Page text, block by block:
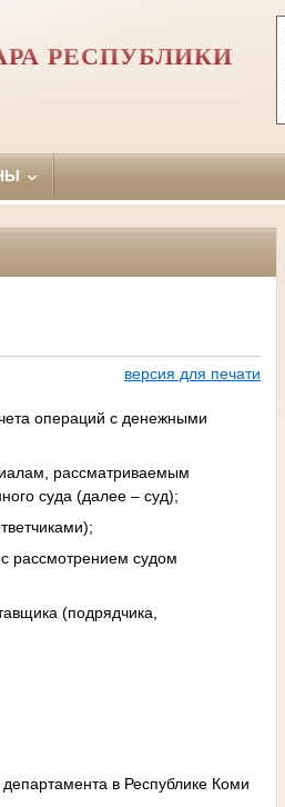
РЕСПУБЛИКИ
версия для печати
операций с денежными
рассматриваемым
суда (далее – суд);
рассмотрением судом
(подрядчика,
в Республике Коми